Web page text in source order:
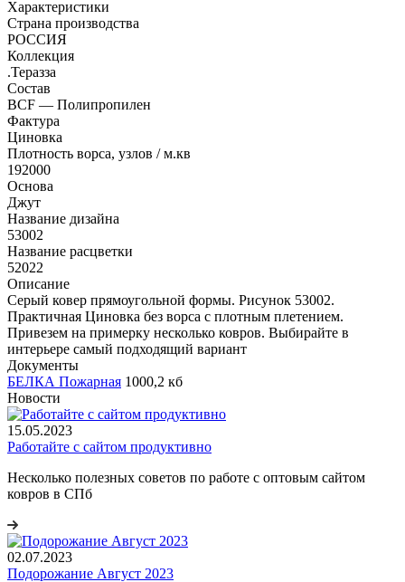
Характеристики
Страна производства
РОССИЯ
Коллекция
.Теразза
Состав
BCF — Полипропилен
Фактура
Циновка
Плотность ворса, узлов / м.кв
192000
Основа
Джут
Название дизайна
53002
Название расцветки
52022
Описание
Серый ковер прямоугольной формы. Рисунок 53002.
Практичная Циновка без ворса с плотным плетением.
Привезем на примерку несколько ковров. Выбирайте в
интерьере самый подходящий вариант
Документы
БЕЛКА Пожарная 1000,2 кб
Новости
15.05.2023
Работайте с сайтом продуктивно
Несколько полезных советов по работе с оптовым сайтом
ковров в СПб
02.07.2023
Подорожание Август 2023